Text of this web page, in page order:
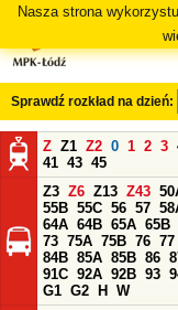
Nasza strona
Sprawdź rozkład na dzień:
Z Z1 Z2 0 1 2 3
41 43 45
Z3 Z6 Z13 Z43
55B 55C 56 57
64A 64B 65A 65B
73 75A 75B 76 77
84B 85A 85B 86
91C 92A 92B 93
G1 G2 H
W